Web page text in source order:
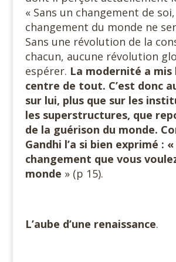
« Sans un changement de
changement du monde ne
Sans une révolution de la
chacun, aucune révolution
espérer. La modernité a mis
centre de tout. C’est donc
sur lui, plus que sur les
les superstructures, que
de la guérison du monde.
Gandhi l’a si bien exprimé :
changement que vous
monde » (p 15).
L’aube d’une renaissance.